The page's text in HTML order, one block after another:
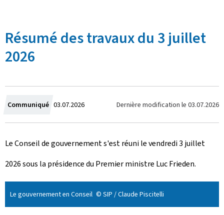
i
lRésumé des travaux du 3 juillet
2026
Communiqué C
r
é
e
e
03.07.2026 Dernière modification le 03.07.2026
Le Conseil de gouvernement s'est réuni le vendredi 3 juillet
2026 sous la présidence du Premier ministre Luc Frieden.
Le gouvernement en Conseil © SIP / Claude Piscitelli